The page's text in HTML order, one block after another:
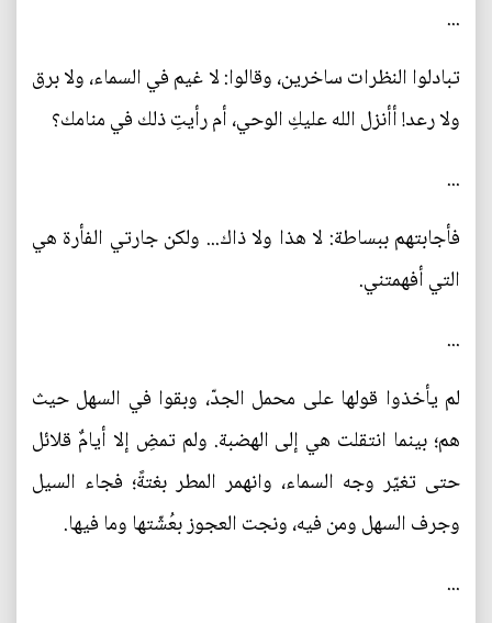
...
تبادلوا النظرات ساخرين، وقالوا: لا غيم في السماء، ولا برق
ولا رعد! أأنزل الله عليكِ الوحي، أم رأيتِ ذلك في منامك؟
...
فأجابتهم ببساطة: لا هذا ولا ذاك... ولكن جارتي الفأرة هي
التي أفهمتني.
...
لم يأخذوا قولها على محمل الجدّ، وبقوا في السهل حيث
هم؛ بينما انتقلت هي إلى الهضبة. ولم تمضِ إلا أيامٌ قلائل
حتى تغيّر وجه السماء، وانهمر المطر بغتةً؛ فجاء السيل
وجرف السهل ومن فيه، ونجت العجوز بعُشّتها وما فيها.
...